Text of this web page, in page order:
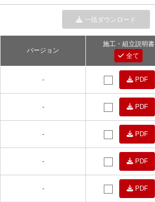
一括ダウンロード
バージョン
施工・組立説明書
全て
- PDF
- PDF
- PDF
- PDF
- PDF